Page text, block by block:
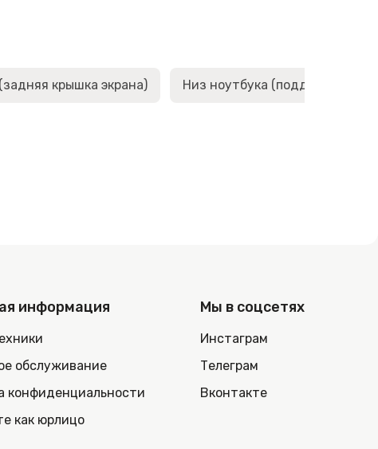
крышка экрана) Низ ноутбука (поддон,
информация
обслуживание
конфиденциальности
как юрлицо
Мы в соцсетях
Инстаграм
Телеграм
Вконтакте